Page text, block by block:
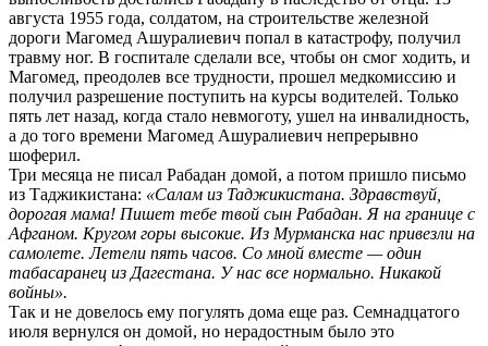
августа 1955 года, солдатом, на строительстве железной
дороги Магомед Ашуралиевич попал в катастрофу, получил
травму ног. В госпитале сделали все, чтобы он смог ходить, и
Магомед, преодолев все трудности, прошел медкомиссию и
получил разрешение поступить на курсы водителей. Только
пять лет назад, когда стало невмоготу, ушел на инвалидность,
а до того времени Магомед Ашуралиевич непрерывно
шоферил.
Три месяца не писал Рабадан домой, а потом пришло письмо
из Таджикистана: «Салам из Таджикистана. Здравствуй,
дорогая мама! Пишет тебе твой сын Рабадан. Я на границе с
Афганом. Кругом горы высокие. Из Мурманска нас привезли на
самолете. Летели пять часов. Со мной вместе — один
табасаранец из Дагестана. У нас все нормально. Никакой
войны».
Так и не довелось ему погулять дома еще раз. Семнадцатого
июля вернулся он домой, но нерадостным было это